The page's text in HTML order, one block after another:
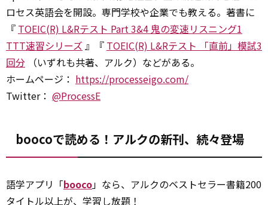
ロセス英語会を開設。専門学校や企業でも教える。著書に
『 TOEIC(R) L&Rテスト Part 3&4 鬼の変速リスニング1
TTT速習シリーズ 』『 TOEIC(R) L&Rテスト 「直前」模試3
回分 （いずれも共著、アルク）などがある。
ホームページ： https://processeigo.com/
Twitter： @ProcessE
boocoで読める！アルクの新刊、続々登場
語学アプリ「booco」なら、アルクのベストセラー書籍200
タイトル以上が、学習し放題！